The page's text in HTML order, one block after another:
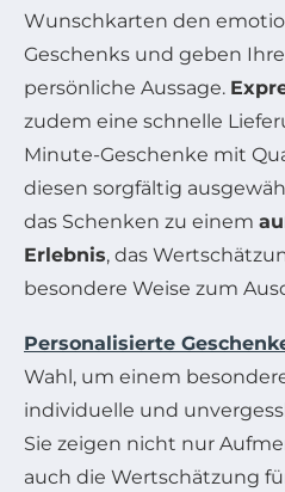
Wunschkarten den
Geschenks und geben
persönliche Aussage.
zudem eine schnelle
Minute-Geschenke mit
diesen sorgfältig
das Schenken zu einem
Erlebnis, das
besondere Weise zum
Personalisierte
Wahl, um einem
individuelle und
Sie zeigen nicht nur
auch die Wertschätzung